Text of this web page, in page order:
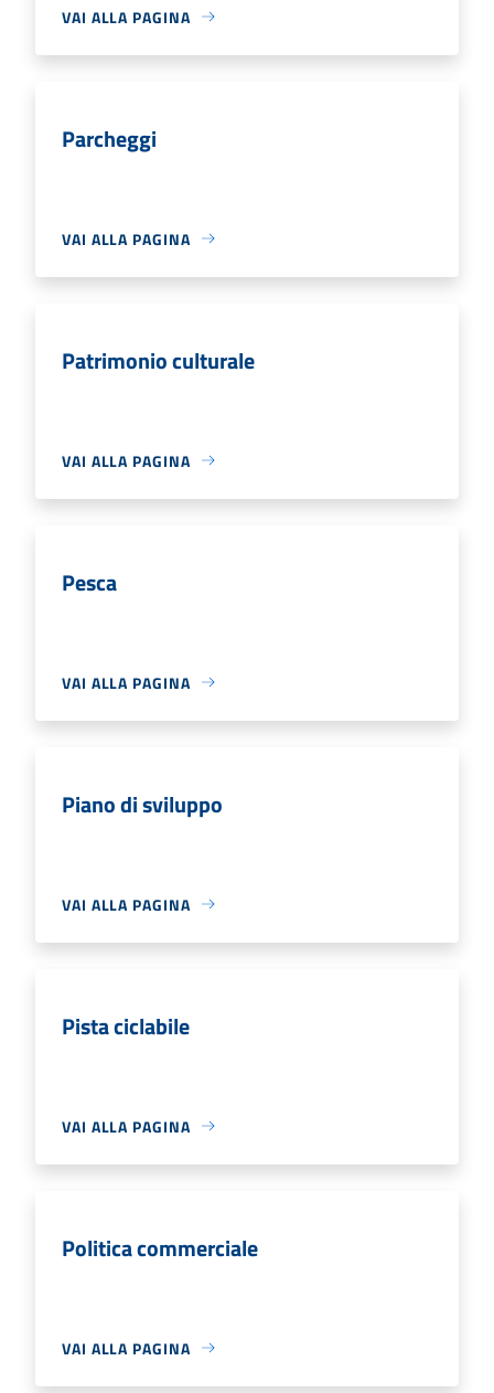
VAI ALLA PAGINA
Parcheggi
VAI ALLA PAGINA
Patrimonio culturale
VAI ALLA PAGINA
Pesca
VAI ALLA PAGINA
Piano di sviluppo
VAI ALLA PAGINA
Pista ciclabile
VAI ALLA PAGINA
Politica commerciale
VAI ALLA PAGINA